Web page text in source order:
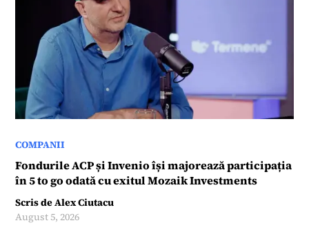
COMPANII
Fondurile ACP și Invenio își majorează participația
în 5 to go odată cu exitul Mozaik Investments
Scris deAlex Ciutacu
August 5, 2026